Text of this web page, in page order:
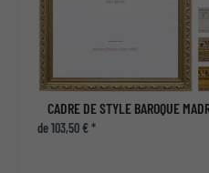
CADRE DE STYLE BAROQUE
de 103,50 € *